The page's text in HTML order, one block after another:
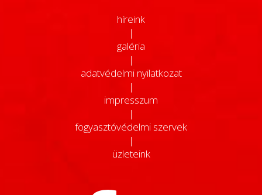
híreink
|
galéria
|
adatvédelmi nyilatkozat
|
impresszum
|
fogyasztóvédelmi szervek
|
üzleteink